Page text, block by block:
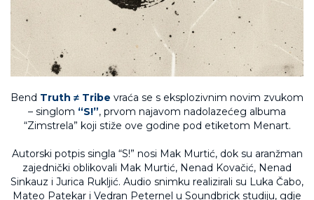
Bend Truth ≠ Tribe vraća se s eksplozivnim novim zvukom
– singlom “S!”, prvom najavom nadolazećeg albuma
“Zimstrela” koji stiže ove godine pod etiketom Menart.
Autorski potpis singla “S!” nosi Mak Murtić, dok su aranžman
zajednički oblikovali Mak Murtić, Nenad Kovačić, Nenad
Sinkauz i Jurica Rukljić. Audio snimku realizirali su Luka Čabo,
Mateo Patekar i Vedran Peternel u Soundbrick studiju, gdje